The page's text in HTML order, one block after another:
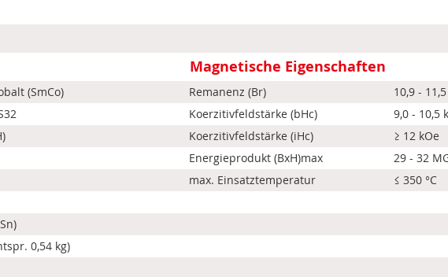
(SmCo)
0,54 kg)
Magnetische Eigenschaften
Remanenz (Br) 10,9 -
Koerzitivfeldstärke (bHc)
9,0 - 10,5
Koerzitivfeldstärke (iHc)
≥ 12 kOe
Energieprodukt (BxH)max
29 - 32
max. Einsatztemperatur
≤ 350 °C